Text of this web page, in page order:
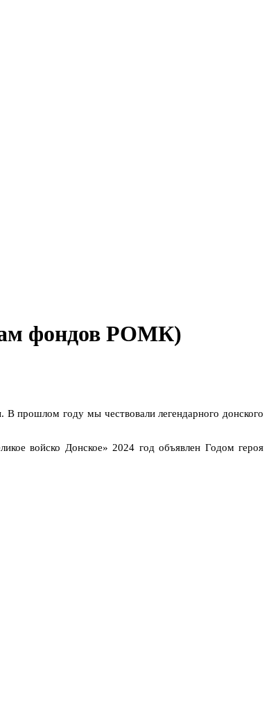
фондов РОМК)
В прошлом году мы чествовали легендарного донского
войско Донское» 2024 год объявлен Годом героя